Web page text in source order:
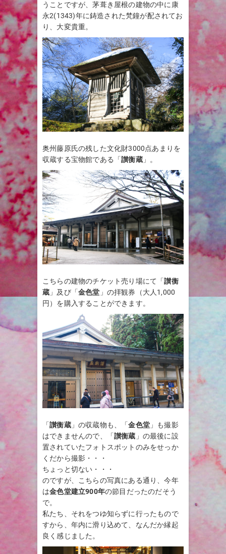
うことですが、茅葺き屋根の建物の中に康
永2(1343)年に鋳造された梵鐘が配されてお
り、大変貴重。
奥州藤原氏の残した文化財3000点あまりを
収蔵する宝物館である「讃衡蔵」。
こちらの建物のチケット売り場にて「讃衡
蔵 」及び「金色堂 」の拝観券（大人1,000
円）を購入することができます。
「讃衡蔵」の収蔵物も、「金色堂 」も撮影
はできませんので、「讃衡蔵 」の最後に設
置されていたフォトスポットのみをせっか
くだから撮影・・・
ちょっと切ない・・・
のですが、こちらの写真にある通り、今年
は金色堂建立900年の節目だったのだそう
で。
私たち、それをつゆ知らずに行ったもので
すから、年内に滑り込めて、なんだか縁起
良く感じました。